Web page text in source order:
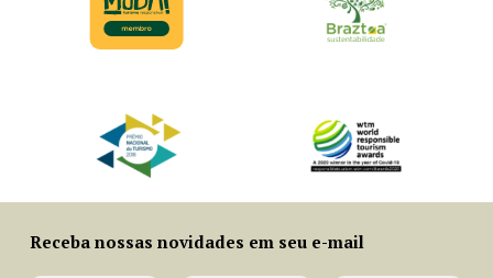
Receba nossas novidades em seu e-mail